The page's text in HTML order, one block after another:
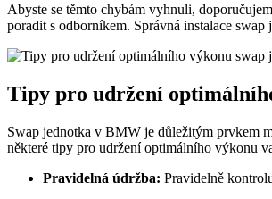
Abyste se těmto chybám vyhnuli,
poradit s odborníkem. Správná instalace
Tipy pro udržení
Swap jednotka v BMW je důležitým prvkem
některé tipy pro udržení optimálního výkonu
Pravidelná údržba: Pravidelně